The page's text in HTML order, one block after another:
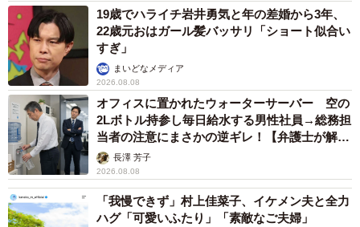
19歳でハライチ岩井勇気と年の差婚から3年、
22歳元おはガール髪バッサリ「ショート似合い
すぎ」
まいどなメディア
2026.08.08
オフィスに置かれたウォーターサーバー 空の
2Lボトル持参し毎日給水する男性社員→総務担
当者の注意にまさかの逆ギレ！【弁護士が解
説】長澤 芳子
2026.08.08
「我慢できず」村上佳菜子、イケメン夫と全力
ハグ「可愛いふたり」「素敵なご夫婦」